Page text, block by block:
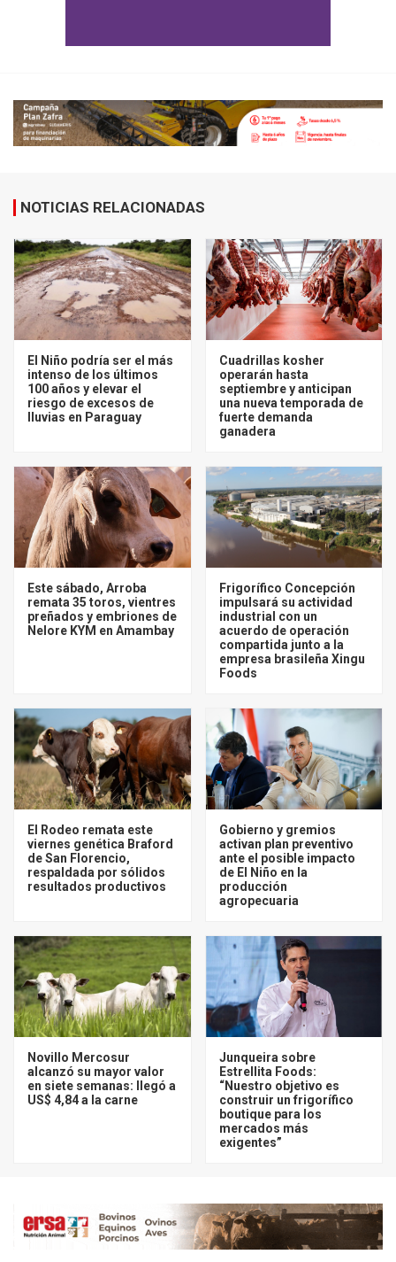
NOTICIAS RELACIONADAS
El Niño podría ser el más
intenso de los últimos
100 años y elevar el
riesgo de excesos de
lluvias en Paraguay
Cuadrillas kosher
operarán hasta
septiembre y anticipan
una nueva temporada de
fuerte demanda
ganadera
Este sábado, Arroba
remata 35 toros, vientres
preñados y embriones de
Nelore KYM en Amambay
Frigorífico Concepción
impulsará su actividad
industrial con un
acuerdo de operación
compartida junto a la
empresa brasileña Xingu
Foods
El Rodeo remata este
viernes genética Braford
de San Florencio,
respaldada por sólidos
resultados productivos
Gobierno y gremios
activan plan preventivo
ante el posible impacto
de El Niño en la
producción
agropecuaria
Novillo Mercosur
alcanzó su mayor valor
en siete semanas: llegó a
US$ 4,84 a la carne
Junqueira sobre
Estrellita Foods:
“Nuestro objetivo es
construir un frigorífico
boutique para los
mercados más
exigentes”